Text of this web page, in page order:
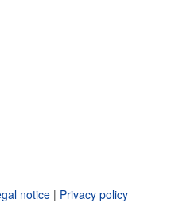
notice | Privacy policy